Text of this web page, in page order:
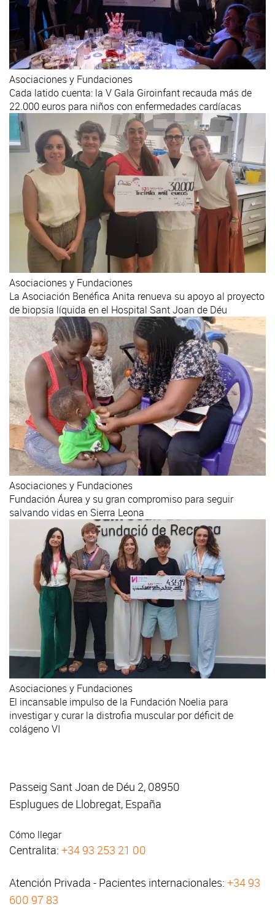
Asociaciones y Fundaciones
Cada latido cuenta: la V Gala Giroinfant recauda más de
22.000 euros para niños con enfermedades cardíacas
Asociaciones y Fundaciones
La Asociación Benéfica Anita renueva su apoyo al proyecto
de biopsia líquida en el Hospital Sant Joan de Déu
Asociaciones y Fundaciones
Fundación Áurea y su gran compromiso para seguir
salvando vidas en Sierra Leona
Asociaciones y Fundaciones
El incansable impulso de la Fundación Noelia para
investigar y curar la distrofia muscular por déficit de
colágeno VI
Passeig Sant Joan de Déu 2, 08950
Esplugues de Llobregat, España
Cómo llegar
Centralita: +34 93 253 21 00
Atención Privada - Pacientes internacionales: +34 93
600 97 83